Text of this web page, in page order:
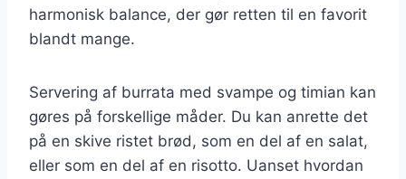
harmonisk balance, der gør retten til en favorit
blandt mange.
Servering af burrata med svampe og timian kan
gøres på forskellige måder. Du kan anrette det
på en skive ristet brød, som en del af en salat,
eller som en del af en risotto. Uanset hvordan